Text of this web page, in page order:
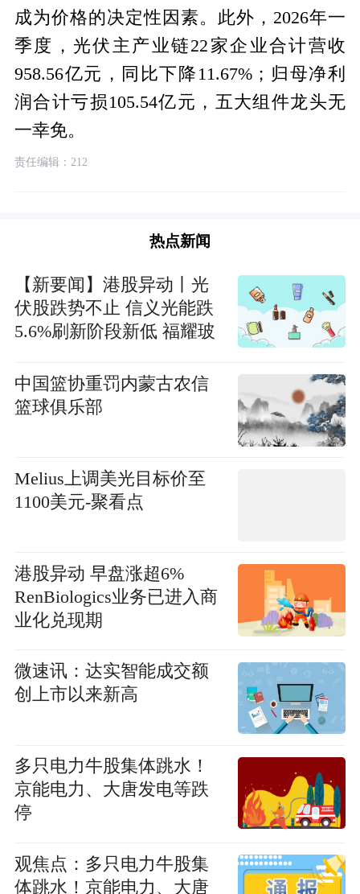
成为价格的决定性因素。此外，2026年一
季度，光伏主产业链22家企业合计营收
958.56亿元，同比下降11.67%；归母净利
润合计亏损105.54亿元，五大组件龙头无
一幸免。
责任编辑：212
热点新闻
【新要闻】港股异动丨光
伏股跌势不止 信义光能跌
5.6%刷新阶段新低 福耀玻
中国篮协重罚内蒙古农信
篮球俱乐部
Melius上调美光目标价至
1100美元-聚看点
港股异动 早盘涨超6%
RenBiologics业务已进入商
业化兑现期
微速讯：达实智能成交额
创上市以来新高
多只电力牛股集体跳水！
京能电力、大唐发电等跌
停
观焦点：多只电力牛股集
体跳水！京能电力、大唐